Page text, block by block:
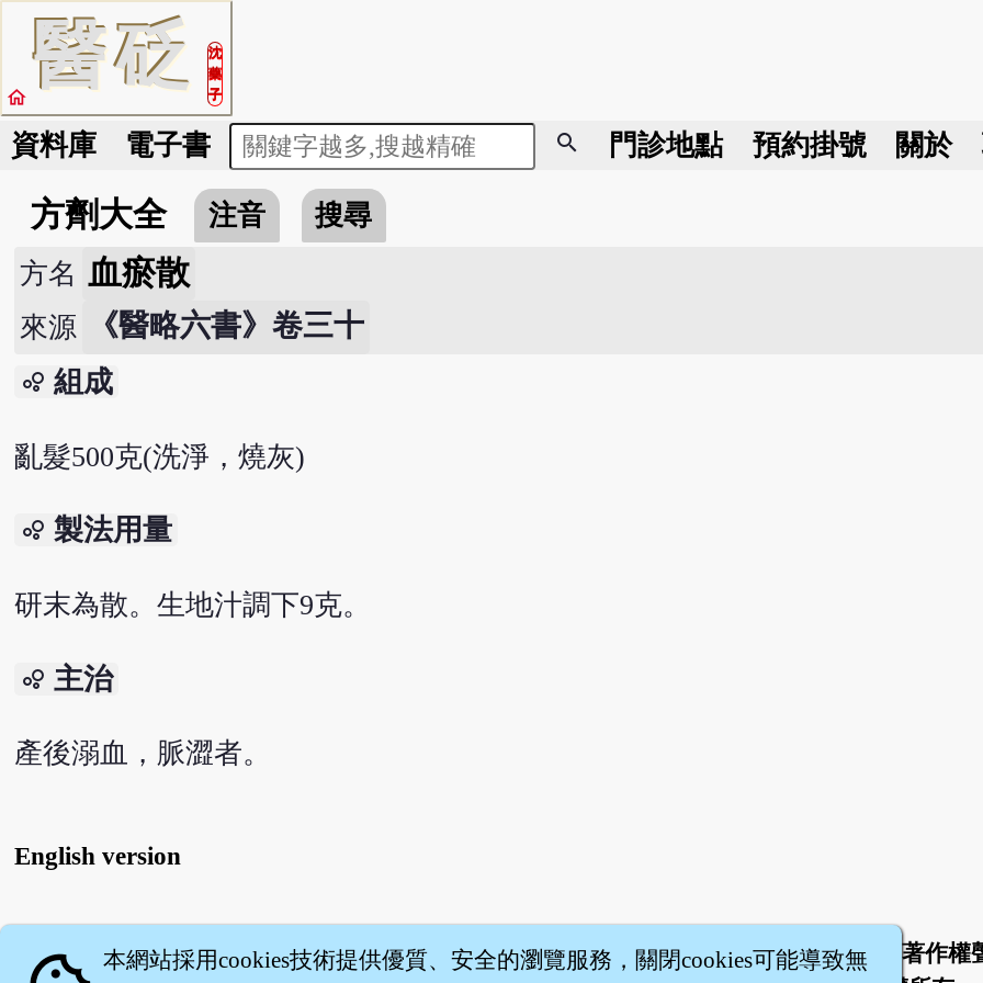
醫砭
沈
藥
子
home
資料庫 電子書 search 門診地點 預約掛號 關於
方劑大全 注音
搜尋
方名 血瘀散
來源 《醫略六書》卷三十
bubble_chart 組成
亂髮500克(洗淨，燒灰)
bubble_chart 製法用量
研末為散。生地汁調下9克。
bubble_chart 主治
產後溺血，脈澀者。
English version
關於 | 聯絡我們 服務條款 隱私權條款
著作權
本網站採用cookies技術提供優質、安全的瀏覽服務，關閉cookies可能導致無